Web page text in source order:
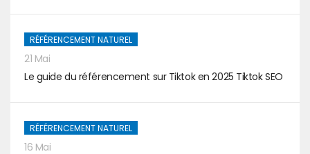
RÉFÉRENCEMENT NATUREL
21 Mai
Le guide du référencement sur Tiktok en 2025 Tiktok SEO
RÉFÉRENCEMENT NATUREL
16 Mai